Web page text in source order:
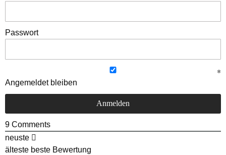
Passwort
Angemeldet bleiben
9 Comments
neuste
älteste beste Bewertung